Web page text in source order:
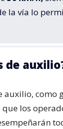
la vía lo
de
auxilio, como
los